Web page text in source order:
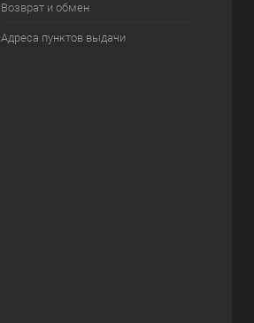
Возврат и обмен
Адреса пунктов выдачи